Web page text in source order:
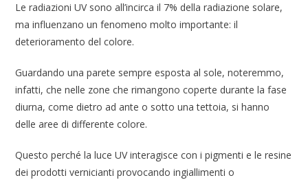
Le radiazioni UV sono all’incirca il 7% della radiazione solare,
ma influenzano un fenomeno molto importante: il
deterioramento del colore.
Guardando una parete sempre esposta al sole, noteremmo,
infatti, che nelle zone che rimangono coperte durante la fase
diurna, come dietro ad ante o sotto una tettoia, si hanno
delle aree di differente colore.
Questo perché la luce UV interagisce con i pigmenti e le resine
dei prodotti vernicianti provocando ingiallimenti o